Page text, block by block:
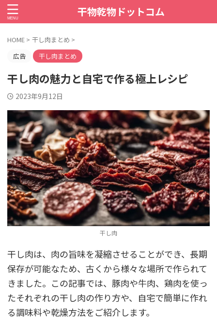
干物乾物ドットコム
HOME > 干し肉まとめ >
広告
干し肉まとめ
干し肉の魅力と自宅で作る極上レシピ
2023年9月12日
干し肉
干し肉は、肉の旨味を凝縮させることができ、長期
保存が可能なため、古くから様々な場所で作られて
きました。この記事では、豚肉や牛肉、鶏肉を使っ
たそれぞれの干し肉の作り方や、自宅で簡単に作れ
る調味料や乾燥方法をご紹介します。